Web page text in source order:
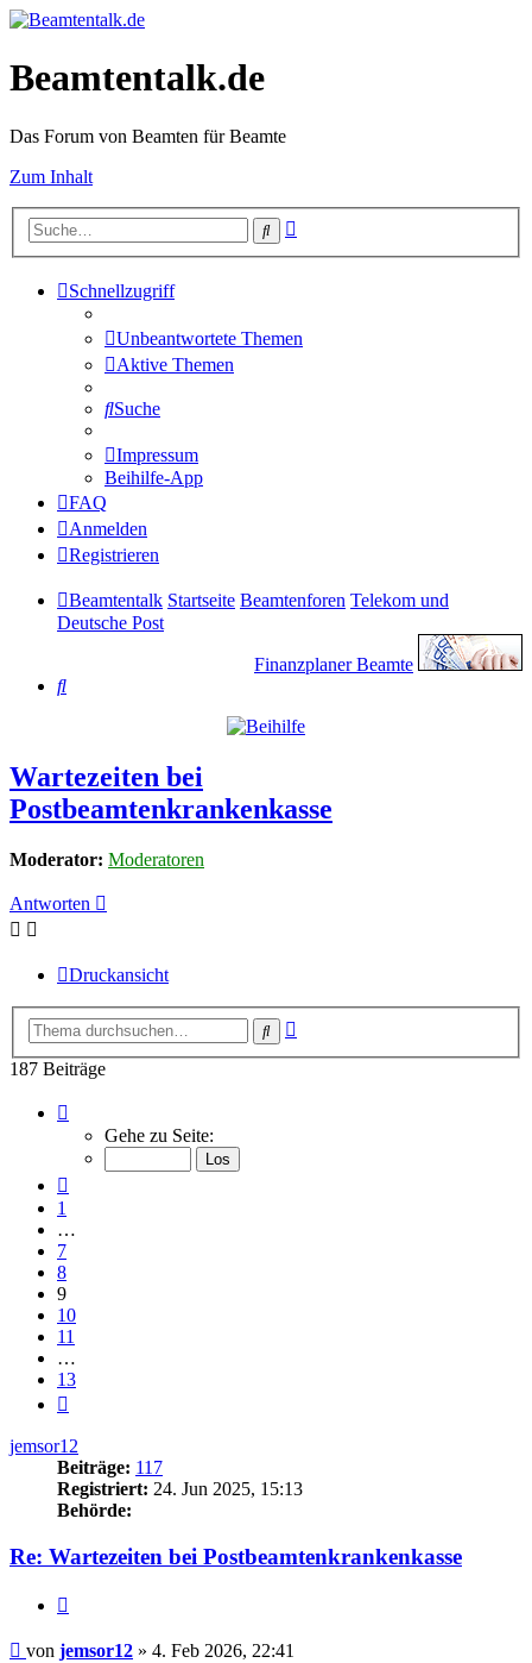
Beamtentalk.de
Das Forum von Beamten für Beamte
Zum Inhalt
Suche
Schnellzugriff
Unbeantwortete Themen
Aktive Themen
Suche
Impressum
Beihilfe-App
FAQ
Anmelden
Registrieren
Beamtentalk Startseite Beamtenforen Telekom und
Deutsche Post
Finanzplaner Beamte
Suche
Wartezeiten bei
Postbeamtenkrankenkasse
Moderator: Moderatoren
Antworten
Druckansicht
Suche
187 Beiträge
von
Gehe zu Seite:
1
…
7
8
9
10
11
…
13
jemsor12
Beiträge: 117
Registriert: 24. Jun 2025, 15:13
Behörde:
Re: Wartezeiten bei Postbeamtenkrankenkasse
Beitrag
von jemsor12 » 4. Feb 2026, 22:41